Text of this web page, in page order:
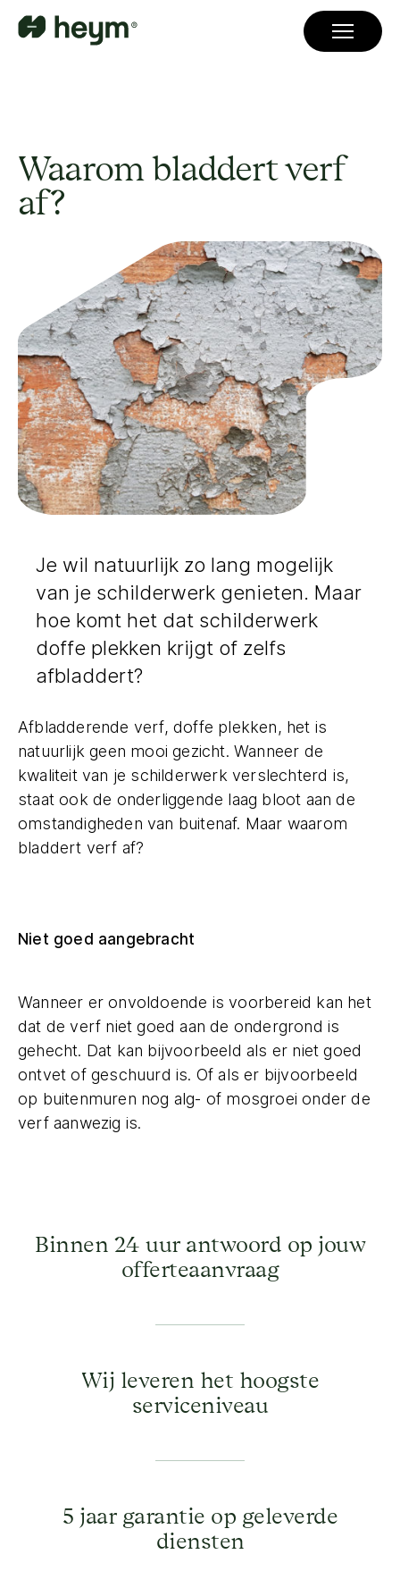
Waarom bladdert verf
af?
Je wil natuurlijk zo lang mogelijk
van je schilderwerk genieten. Maar
hoe komt het dat schilderwerk
doffe plekken krijgt of zelfs
afbladdert?
Afbladderende verf, doffe plekken, het is
natuurlijk geen mooi gezicht. Wanneer de
kwaliteit van je schilderwerk verslechterd is,
staat ook de onderliggende laag bloot aan de
omstandigheden van buitenaf. Maar waarom
bladdert verf af?
Niet goed aangebracht
Wanneer er onvoldoende is voorbereid kan het
dat de verf niet goed aan de ondergrond is
gehecht. Dat kan bijvoorbeeld als er niet goed
ontvet of geschuurd is. Of als er bijvoorbeeld
op buitenmuren nog alg- of mosgroei onder de
verf aanwezig is.
Binnen 24 uur antwoord op jouw
offerteaanvraag
Wij leveren het hoogste
serviceniveau
5 jaar garantie op geleverde
diensten